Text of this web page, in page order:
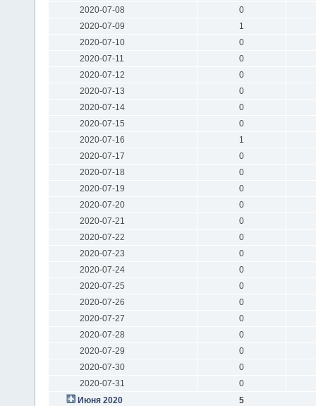
2020-07-08
0
2020-07-09
1
2020-07-10
0
2020-07-11
0
2020-07-12
0
2020-07-13
0
2020-07-14
0
2020-07-15
0
2020-07-16
1
2020-07-17
0
2020-07-18
0
2020-07-19
0
2020-07-20
0
2020-07-21
0
2020-07-22
0
2020-07-23
0
2020-07-24
0
2020-07-25
0
2020-07-26
0
2020-07-27
0
2020-07-28
0
2020-07-29
0
2020-07-30
0
2020-07-31
0
Июня 2020
5